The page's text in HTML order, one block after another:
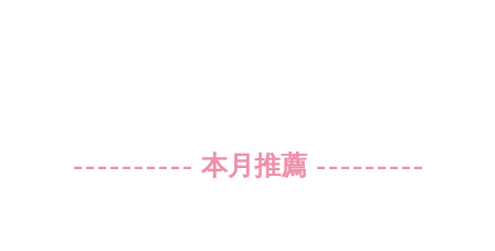
---------- 本月推薦 ---------